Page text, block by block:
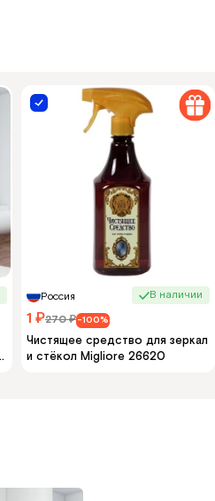
Россия
В наличии
270₽
1 ₽ -100%
Чистящее средство для зеркал
и стёкол Migliore 26620